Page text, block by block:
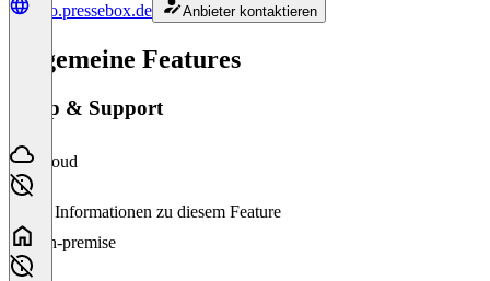
info.pressebox.de
Anbieter kontaktieren
Allgemeine Features
Setup & Support
Cloud
Keine Informationen zu diesem Feature
On-premise